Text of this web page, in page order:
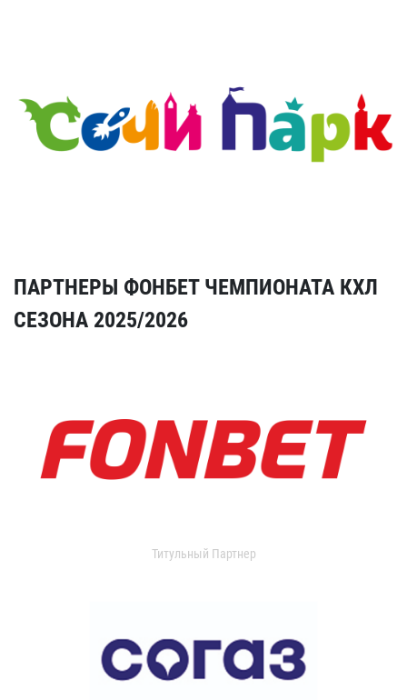
ПАРТНЕРЫ ФОНБЕТ ЧЕМПИОНАТА КХЛ
СЕЗОНА 2025/2026
Титульный Партнер